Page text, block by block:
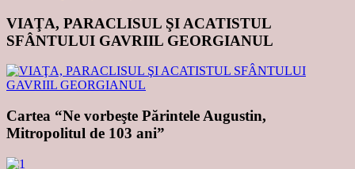
VIAŢA, PARACLISUL ŞI ACATISTUL
SFÂNTULUI GAVRIIL GEORGIANUL
Cartea “Ne vorbeşte Părintele Augustin,
Mitropolitul de 103 ani”